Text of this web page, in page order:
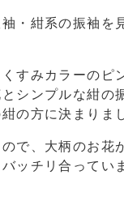
・紺系の振袖を
すみカラーのピ
シンプルな紺の
の方に決まりま
で、大柄のお花
ッチリ合ってい